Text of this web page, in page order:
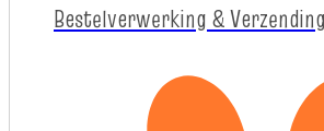
Bestelverwerking & Verzending